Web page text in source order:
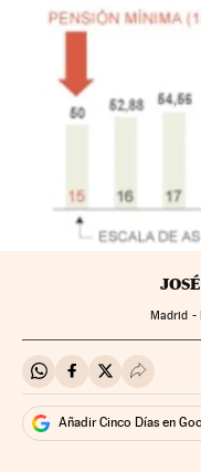
Madrid -
Compartir en
Compartir en
Compartir
Añadir Cinco Días en